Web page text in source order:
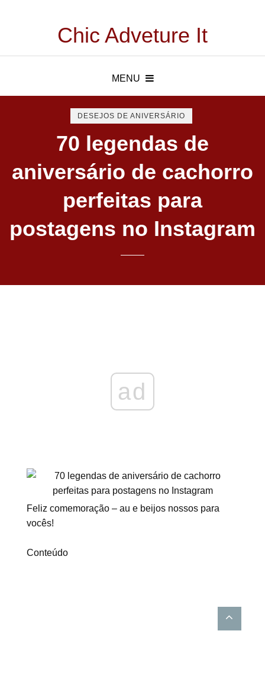
Chic Adveture It
MENU
DESEJOS DE ANIVERSÁRIO
70 legendas de
aniversário de cachorro
perfeitas para
postagens no Instagram
ad
Feliz comemoração – au e beijos nossos para
vocês!
Conteúdo